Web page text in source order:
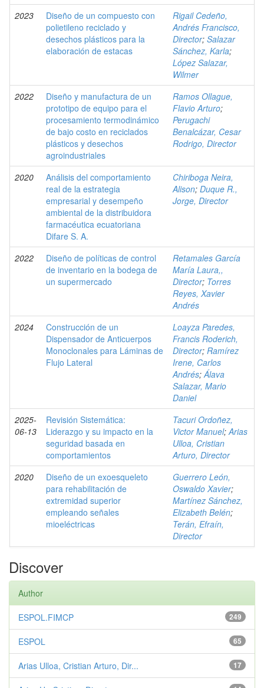
2023
Diseño de un compuesto con
polietileno reciclado y
desechos plásticos para la
elaboración de estacas
Rigail Cedeño,
Andrés Francisco,
Director; Salazar
Sánchez, Karla;
López Salazar,
Wilmer
2022
Diseño y manufactura de un
prototipo de equipo para el
procesamiento termodinámico
de bajo costo en reciclados
plásticos y desechos
agroindustriales
Ramos Ollague,
Flavio Arturo;
Perugachi
Benalcázar, Cesar
Rodrigo, Director
2020
Análisis del comportamiento
real de la estrategia
empresarial y desempeño
ambiental de la distribuidora
farmacéutica ecuatoriana
Difare S. A.
Chiriboga Neira,
Alison; Duque R.,
Jorge, Director
2022
Diseño de políticas de control
de inventario en la bodega de
un supermercado
Retamales García
María Laura,,
Director; Torres
Reyes, Xavier
Andrés
2024
Construcción de un
Dispensador de Anticuerpos
Monoclonales para Láminas de
Flujo Lateral
Loayza Paredes,
Francis Roderich,
Director; Ramírez
Irene, Carlos
Andrés;Álava
Salazar, Mario
Daniel
2025-
06-13
Revisión Sistemática:
Liderazgo y su impacto en la
seguridad basada en
comportamientos
Tacuri Ordoñez,
Victor Manuel;Arias
Ulloa, Cristian
Arturo, Director
2020
Diseño de un exoesqueleto
para rehabilitación de
extremidad superior
empleando señales
mioeléctricas
Guerrero León,
Oswaldo Xavier;
Martínez Sánchez,
Elizabeth Belén;
Terán, Efraín,
Director
Discover
Author
249
ESPOL.FIMCP
65
ESPOL
17
Arias Ulloa, Cristian Arturo, Dir...